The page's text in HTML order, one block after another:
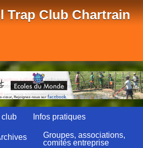
Trap Club Chartrain
club Infos pratiques
Groupes, associations,
comités entreprise
cookies